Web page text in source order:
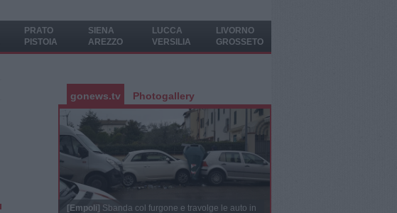
PRATO
PISTOIA
SIENA
AREZZO
LUCCA
VERSILIA
LIVORNO
GROSSETO
gonews.tv Photogallery
[Empoli] Sbanda col furgone e travolge le auto in